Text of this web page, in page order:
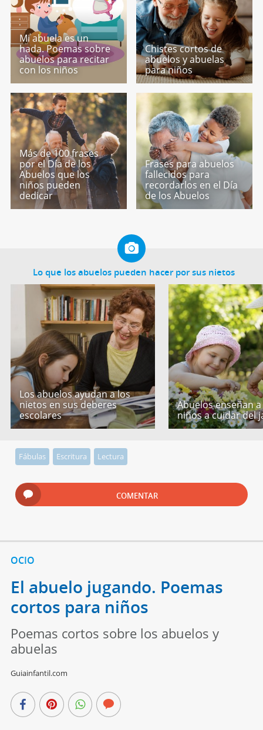
Mi abuela es un
hada. Poemas sobre
abuelos para recitar
con los niños
Chistes cortos de
abuelos y abuelas
para niños
Más de 100 frases
por el Día de los
Abuelos que los
niños pueden
dedicar
Frases para abuelos
fallecidos para
recordarlos en el Día
de los Abuelos
Lo que los abuelos pueden hacer por sus nietos
Los abuelos ayudan a los
nietos en sus deberes
escolares
Abuelos enseñan
niños a cuidar del
Fábulas Escritura Lectura
COMENTAR
OCIO
El abuelo jugando. Poemas
cortos para niños
Poemas cortos sobre los abuelos y
abuelas
Guiainfantil.com